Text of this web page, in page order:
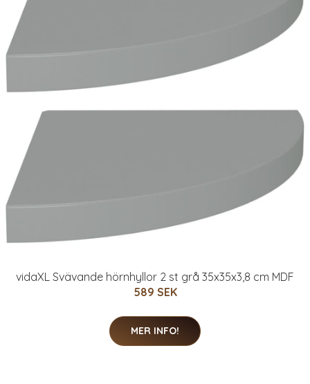
vidaXL Svävande hörnhyllor 2 st grå 35x35x3,8 cm MDF
589 SEK
MER INFO!